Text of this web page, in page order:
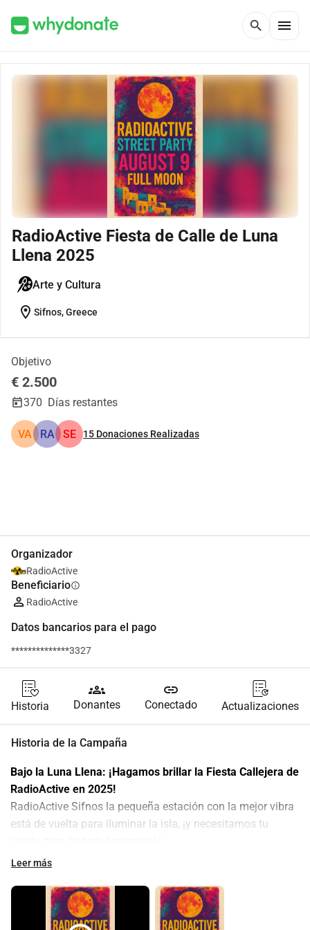
search menu
RadioActive Fiesta de Calle de Luna
Llena 2025
Arte y Cultura
location_on Sifnos, Greece
Objetivo
€ 2.500
370 Días restantes
VA RA SE 15 Donaciones Realizadas
Organizador
RadioActive
Beneficiarioinfo
RadioActive
Datos bancarios para el pago
**************3327
Historia
groups
Donantes
link
Conectado Actualizaciones
Historia de la Campaña
Bajo la Luna Llena: ¡Hagamos brillar la Fiesta Callejera de
RadioActive en 2025!
RadioActive Sifnos la pequeña estación con la mejor vibra
está de vuelta para iluminar la isla, ¡y necesitamos tu
Imagina esto: Es 9 de agosto de 2025, y una luna llena se
callejones brillan con luz plateada. La música late a través
de las calles. La gente baila en los escalones de piedra, ríe
Leer más